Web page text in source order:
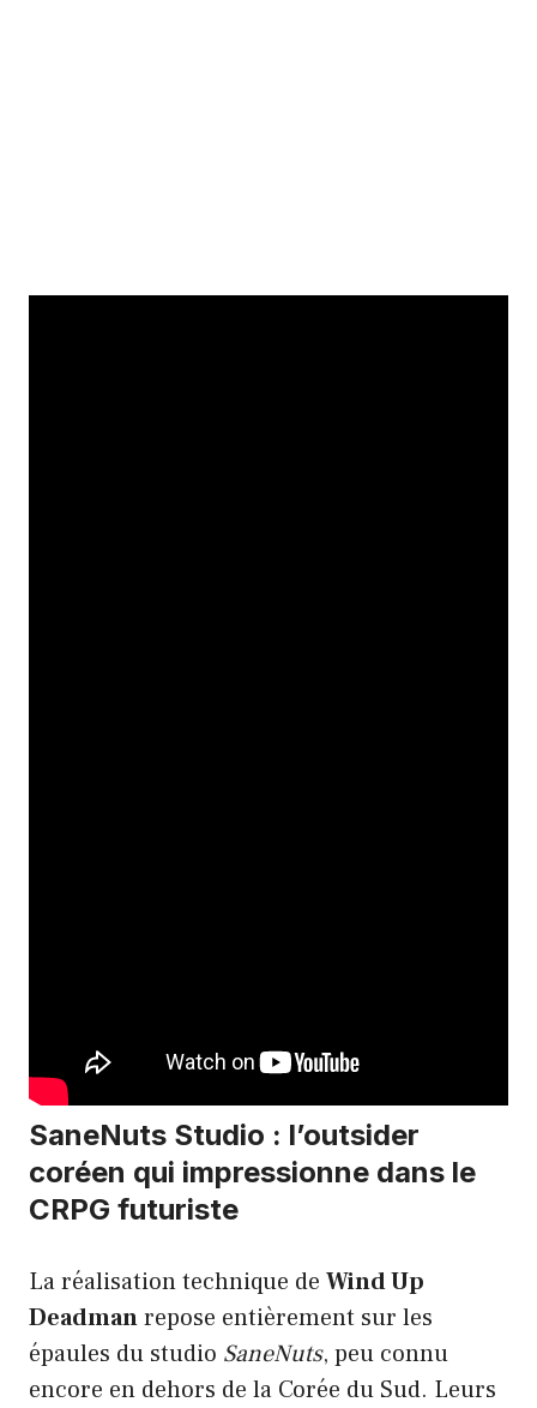
SaneNuts Studio : l’outsider
coréen qui impressionne dans le
CRPG futuriste
La réalisation technique de Wind Up
Deadmanrepose entièrement sur les
épaules du studio SaneNuts, peu connu
encore en dehors de la Corée du Sud. Leurs